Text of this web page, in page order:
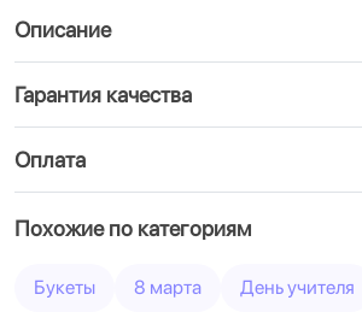
Описание
Гарантия качества
Оплата
Похожие по категориям
Букеты 8 марта День учителя